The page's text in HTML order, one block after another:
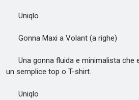
Uniqlo
Gonna Maxi a Volant (a righe)
Una gonna fluida e minimalista che
un semplice top o T-shirt.
Uniqlo